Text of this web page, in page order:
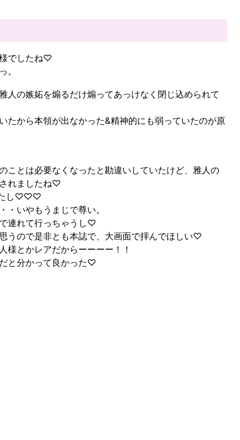
でしたね♡
。
人の嫉妬を煽るだけ煽ってあっけなく閉じ込められて
たから本領が出なかった&精神的にも弱っていたのが原
ことは必要なくなったと勘違いしていたけど、雅人の
れましたね♡
し♡♡♡
・いやもうまじで尊い。
連れて行っちゃうし♡
うので是非とも本誌で、大画面で拝んでほしい♡
様とかレアだからーーーー！！
と分かって良かった♡